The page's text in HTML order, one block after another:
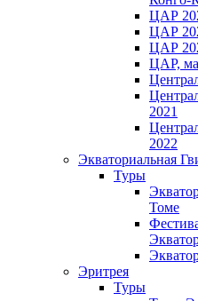
ЦАР
ЦАР
ЦАР
ЦАР,
2021
2022
Экваториальная
Туры
Томе
Эритрея
Туры